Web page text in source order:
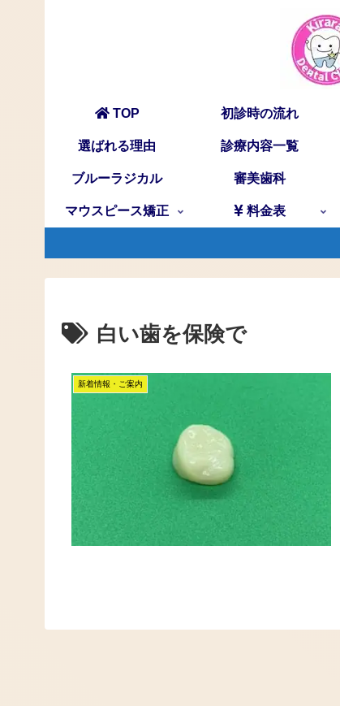
TOP 初診時の流れ
選ばれる理由 診療内容一覧
ブルーラジカル 審美歯科
マウスピース矯正 料金表
白い歯を保険で
新着情報・ご案内